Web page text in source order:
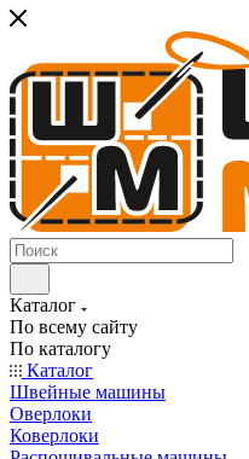
Каталог
По всему сайту
По каталогу
Каталог
Швейные машины
Оверлоки
Коверлоки